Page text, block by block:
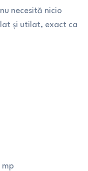
necesită nicio
și utilat, exact ca
mp